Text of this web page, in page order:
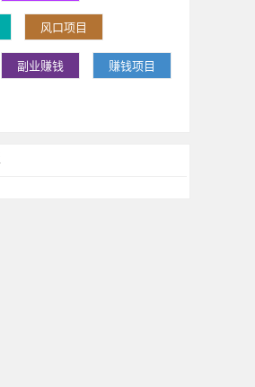
风口项目
副业赚钱 赚钱项目